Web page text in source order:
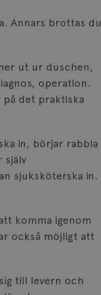
Annars brottas du
ut ur duschen,
operation.
på det praktiska
in, börjar rabbla
själv
sjuksköterska in.
komma igenom
också möjligt att
till levern och